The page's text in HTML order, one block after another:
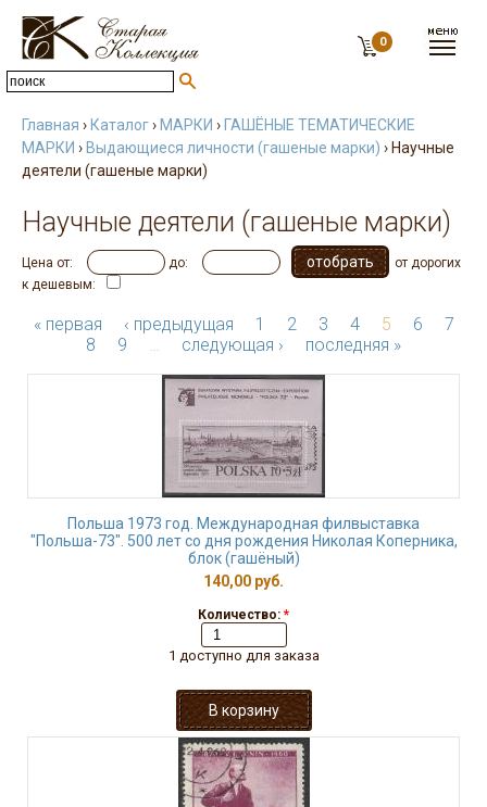
0
Главная › Каталог› МАРКИ › ГАШЁНЫЕ ТЕМАТИЧЕСКИЕ
МАРКИ › Выдающиеся личности (гашеные марки) › Научные
деятели (гашеные марки)
Научные деятели (гашеные марки)
Цена от: до:
от дорогих
к дешевым:
« первая ‹ предыдущая 1 2 3 4 5 6
7
8
9 … следующая › последняя »
Польша 1973 год. Международная филвыставка
"Польша-73". 500 лет со дня рождения Николая Коперника,
блок (гашёный)
140,00 руб.
Количество: *
1 доступно для заказа